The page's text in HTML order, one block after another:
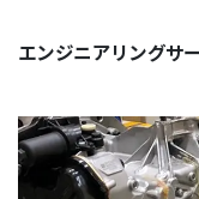
エンジニアリングサ